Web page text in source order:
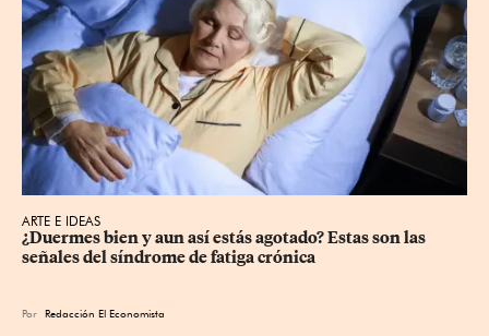
ARTE E IDEAS
¿Duermes bien y aun así estás agotado? Estas son las
señales del síndrome de fatiga crónica
Por Redacción El Economista